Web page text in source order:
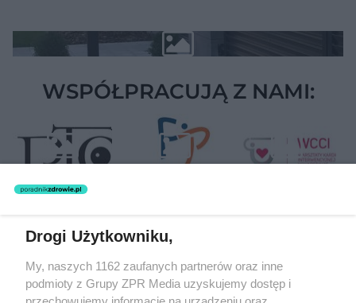
WSPÓŁPRACUJĄ Z NAMI:
Żaden utwór zamieszczony w serwisie nie może być powielany i
rozpowszechniany lub dalej rozpowszechniany w jakikolwiek sposób
(w tym także elektroniczny lub mechaniczny) na jakimkolwiek polu
eksploatacji w jakiejkolwiek formie, włącznie z umieszczaniem w
Drogi Użytkowniku,
My, naszych 1162 zaufanych partnerów oraz inne
podmioty z Grupy ZPR Media uzyskujemy dostęp i